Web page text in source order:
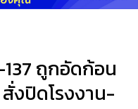
ถูกอัดก้อน
งปิดโรงงาน-